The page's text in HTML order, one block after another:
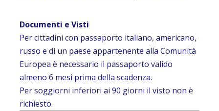
Documenti e Visti
Per cittadini con passaporto italiano, americano,
russo e di un paese appartenente alla Comunità
Europea è necessario il passaporto valido
almeno 6 mesi prima della scadenza.
Per soggiorni inferiori ai 90 giorni il visto non è
richiesto.